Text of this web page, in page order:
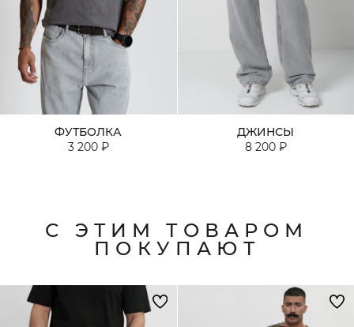
ФУТБОЛКА
3 200 ₽
ДЖИНСЫ
8 200 ₽
С ЭТИМ ТОВАРОМ
ПОКУПАЮТ